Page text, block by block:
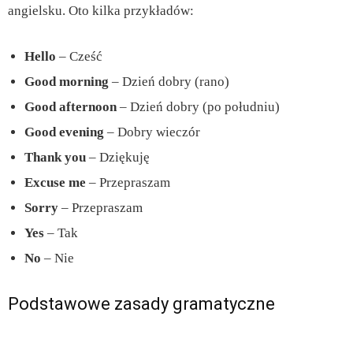
angielsku. Oto kilka przykładów:
Hello – Cześć
Good morning – Dzień dobry (rano)
Good afternoon– Dzień dobry (po południu)
Good evening – Dobry wieczór
Thank you – Dziękuję
Excuse me – Przepraszam
Sorry – Przepraszam
Yes – Tak
No – Nie
Podstawowe zasady gramatyczne